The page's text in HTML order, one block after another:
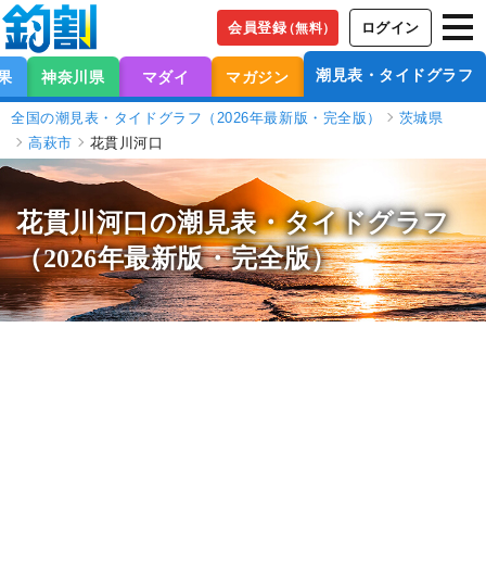
会員登録（無料） ログイン
神奈川県 マダイ マガジン 潮見表・タイドグラフ
全国の潮見表・タイドグラフ（2026年最新版・完全版）
茨城県
高萩市
花貫川河口
花貫川河口の潮見表・タイドグラフ
（2026年最新版・完全版）